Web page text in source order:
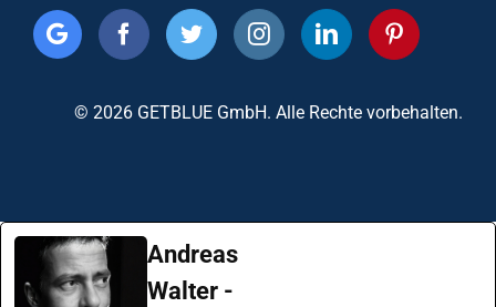
© 2026 GETBLUE GmbH. Alle Rechte vorbehalten.
Andreas
Walter -